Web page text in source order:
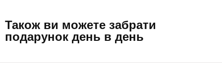
Також ви можете забрати
подарунок день в день